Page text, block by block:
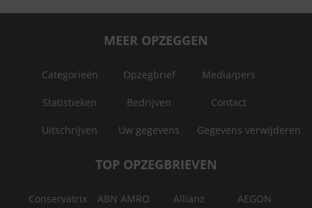
MEER OPZEGGEN
Categorieën Opzegbrief Media/pers
Statistieken Bedrijven Contact
Uitschrijven Uw gegevens Gegevens verwijderen
TOP OPZEGBRIEVEN
Conservatrix ABN AMRO Allianz AEGON